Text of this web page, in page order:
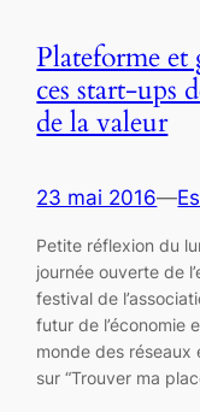
Plateforme
ces start-ups
de la valeur
23 mai 2016—
Petite réflexion du
journée ouverte de
festival de
futur de l’économie
monde des réseaux
sur “Trouver ma